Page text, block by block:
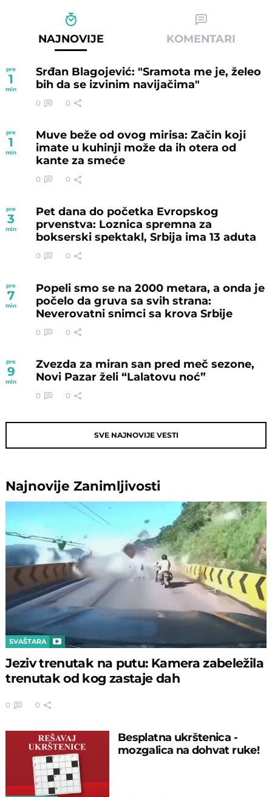
NAJNOVIJE KOMENTARI
pre
1
min
Srđan Blagojević: "Sramota me je, želeo
bih da se izvinim navijačima"
0 0
pre
1
min
Muve beže od ovog mirisa: Začin koji
imate u kuhinji može da ih otera od
kante za smeće
0 0
pre
3
min
Pet dana do početka Evropskog
prvenstva: Loznica spremna za
bokserski spektakl, Srbija ima 13 aduta
0 0
pre
7
min
Popeli smo se na 2000 metara, a onda je
počelo da gruva sa svih strana:
Neverovatni snimci sa krova Srbije
0 0
pre
9
min
Zvezda za miran san pred meč sezone,
Novi Pazar želi “Lalatovu noć”
0 0
SVE NAJNOVIJE VESTI
NajnovijeZanimljivosti
SVAŠTARA
Jeziv trenutak na putu: Kamera zabeležila
trenutak od kog zastaje dah
0 0
Besplatna ukrštenica -
mozgalica na dohvat ruke!